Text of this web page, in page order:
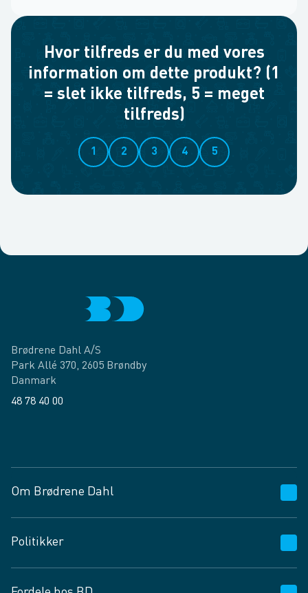
Hvor tilfreds er du med vores
information om dette produkt? (1
= slet ikke tilfreds, 5 = meget
tilfreds)
1 2 3 4 5
Brødrene Dahl A/S
Park Allé 370, 2605 Brøndby
Danmark
48 78 40 00
Om Brødrene Dahl
Vagttelefon 30 10 89 89
Spørgsmål og svar
Politikker